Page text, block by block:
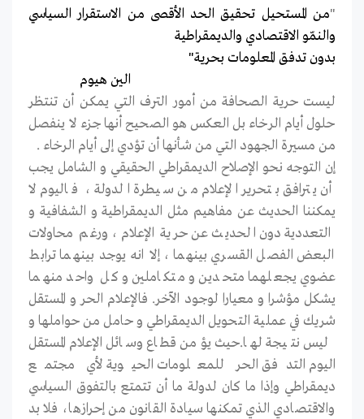
"من المستحيل تحقيق الحد الأقصى من الاستقرار السياسي
والنمّو الاقتصادي والديمقراطية
بدون تدفق المعلومات بحرية"
الين هيوم
ليست حرية الصحافة من أمور الترف التي يمكن أن تنتظر
حلول أيام الرخاء بل العكس هو الصحيح أنها جزء لا ينفصل
من مسيرة الجهود التي من شأنها أن تؤدي إلى أيام الرخاء .
إن التوجه نحو الإصلاح الديمقراطي الحقيقي و الشامل يجب
أن يترافق بتحرير الإعلام من سيطرة الدولة ، فاليوم لا
يمكننا الحديث عن مفاهيم مثل الديمقراطية و الشفافية و
التعددية دون الحديث عن حرية الإعلام ، ورغم محاولات
البعض الفصل القسري بينهما ، إلا انه يوجد بينهما ترابط
عضوي يجعلهما متحدين و متكاملين و كل واحد منهما
يشكل مؤشرا و معيارا لوجود الآخر. فالإعلام الحر و المستقل
شريك في عملية التحويل الديمقراطي و حامل من حواملها و
ليس نتيجة لها.حيث يؤمن قطاع وسائل الإعلام المستقل
اليوم التدفق الحر للمعلومات الحيوية لأي مجتمع
ديمقراطي وإذا ما كان لدولة ما أن تتمتع بالتفوق السياسي
والاقتصادي الذي تمكنها سيادة القانون من إحرازها، فلا بد